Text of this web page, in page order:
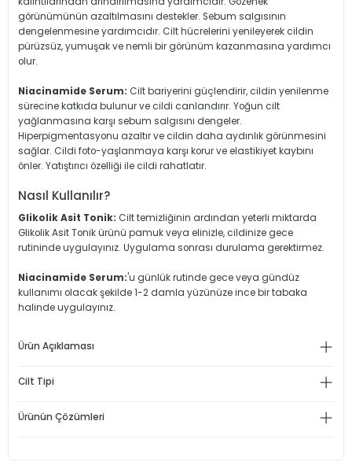
görünümünün azaltılmasını destekler. Sebum salgısının
dengelenmesine yardımcıdır. Cilt hücrelerini yenileyerek cildin
pürüzsüz, yumuşak ve nemli bir görünüm kazanmasına yardımcı
olur.
Niacinamide Serum: Cilt bariyerini güçlendirir, cildin yenilenme
sürecine katkıda bulunur ve cildi canlandırır. Yoğun cilt
yağlanmasına karşı sebum salgısını dengeler.
Hiperpigmentasyonu azaltır ve cildin daha aydınlık görünmesini
sağlar. Cildi foto-yaşlanmaya karşı korur ve elastikiyet kaybını
önler. Yatıştırıcı özelliği ile cildi rahatlatır.
Nasıl Kullanılır?
Glikolik Asit Tonik: Cilt temizliğinin ardından yeterli miktarda
Glikolik Asit Tonik ürünü pamuk veya elinizle, cildinize gece
rutininde uygulayınız. Uygulama sonrası durulama gerektirmez.
Niacinamide Serum:'u günlük rutinde gece veya gündüz
kullanımı olacak şekilde 1-2 damla yüzünüze ince bir tabaka
halinde uygulayınız.
Ürün Açıklaması
Cilt Tipi
Ürünün Çözümleri